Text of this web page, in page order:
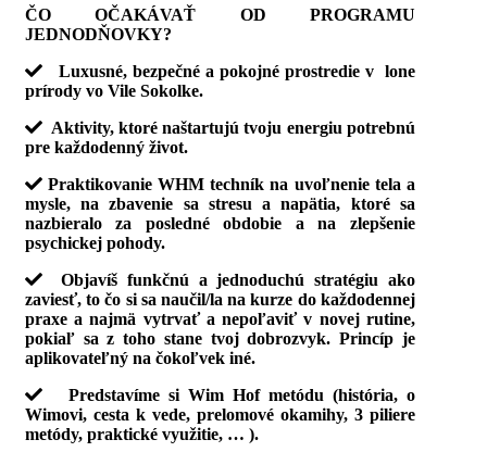
ČO OČAKÁVAŤ OD PROGRAMU
JEDNODŇOVKY?
Luxusné, bezpečné a pokojné prostredie v lone
prírody vo Vile Sokolke.
Aktivity, ktoré naštartujú tvoju energiu potrebnú
pre každodenný život.
Praktikovanie WHM techník na uvoľnenie tela a
mysle, na zbavenie sa stresu a napätia, ktoré sa
nazbieralo za posledné obdobie a na zlepšenie
psychickej pohody.
Objavíš funkčnú a jednoduchú stratégiu ako
zaviesť, to čo si sa naučil/la na kurze do každodennej
praxe a najmä vytrvať a nepoľaviť v novej rutine,
pokiaľ sa z toho stane tvoj dobrozvyk. Princíp je
aplikovateľný na čokoľvek iné.
Predstavíme si Wim Hof metódu (história, o
Wimovi, cesta k vede, prelomové okamihy, 3 piliere
metódy, praktické využitie, … ).